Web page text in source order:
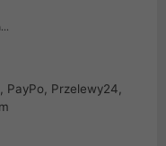
PayPo, Przelewy24,